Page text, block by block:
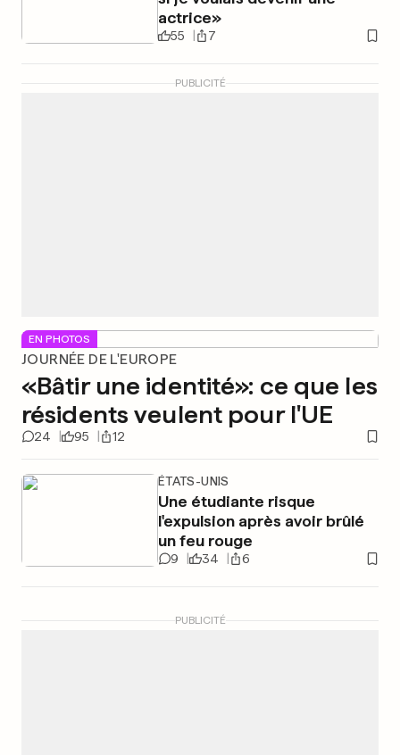
actrice»
55 7
PUBLICITÉ
EN PHOTOS
JOURNÉE DE L'EUROPE
«Bâtir une identité»: ce que les
résidents veulent pour l'UE
24 95 12
ÉTATS-UNIS
Une étudiante risque
l'expulsion après avoir brûlé
un feu rouge
9 34 6
PUBLICITÉ